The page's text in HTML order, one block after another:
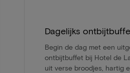
Dagelijks
Begin de dag met een
ontbijtbuffet bij Hotel de
uit verse broodjes, hartig